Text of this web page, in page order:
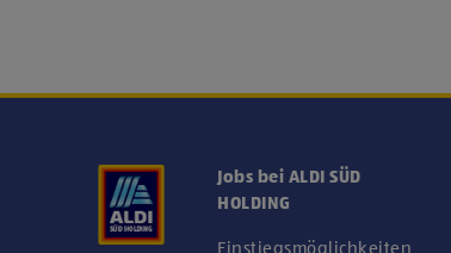
Jobs bei ALDI SÜD
HOLDING
Einstiegsmöglichkeiten